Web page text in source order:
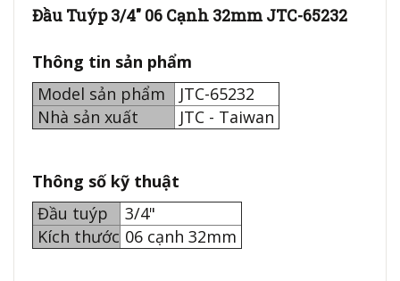
Đầu Tuýp 3/4" 06 Cạnh 32mm JTC-65232
Thông tin sản phẩm
Model sản phẩm
JTC-65232
Nhà sản xuất
JTC - Taiwan
Thông số kỹ thuật
Đầu tuýp
3/4"
Kích thước 06 cạnh 32mm